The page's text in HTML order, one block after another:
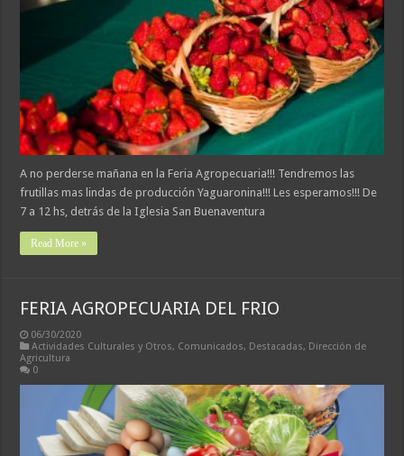
A no perderse mañana en la Feria Agropecuaria!!! Tendremos las
frutillas mas lindas de producción Yaguaronina!!! Les esperamos!!! De
7 a 12 hs, detrás de la Iglesia San Buenaventura
Read More »
FERIA AGROPECUARIA DEL FRIO
06/30/2020
Actividades Culturales y Otros, Comunicados, Destacadas, Dirección de
Agricultura
0